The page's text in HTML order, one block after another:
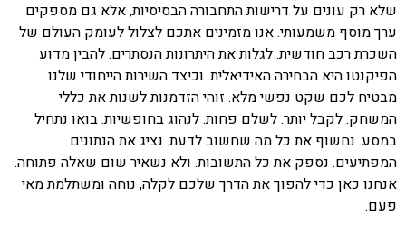
שלא רק עונים על דרישות התחבורה הבסיסיות, אלא גם מספקים
ערך מוסף משמעותי. אנו מזמינים אתכם לצלול לעומק העולם של
השכרת רכב חודשית. לגלות את היתרונות הנסתרים. להבין מדוע
הפיקנטו היא הבחירה האידיאלית. וכיצד השירות הייחודי שלנו
מבטיח לכם שקט נפשי מלא. זוהי הזדמנות לשנות את כללי
המשחק. לקבל יותר. לשלם פחות. לנהוג בחופשיות. בואו נתחיל
במסע. נחשוף את כל מה שחשוב לדעת. נציג את הנתונים
המפתיעים. נספק את כל התשובות. ולא נשאיר שום שאלה פתוחה.
אנחנו כאן כדי להפוך את הדרך שלכם לקלה, נוחה ומשתלמת מאי
פעם.